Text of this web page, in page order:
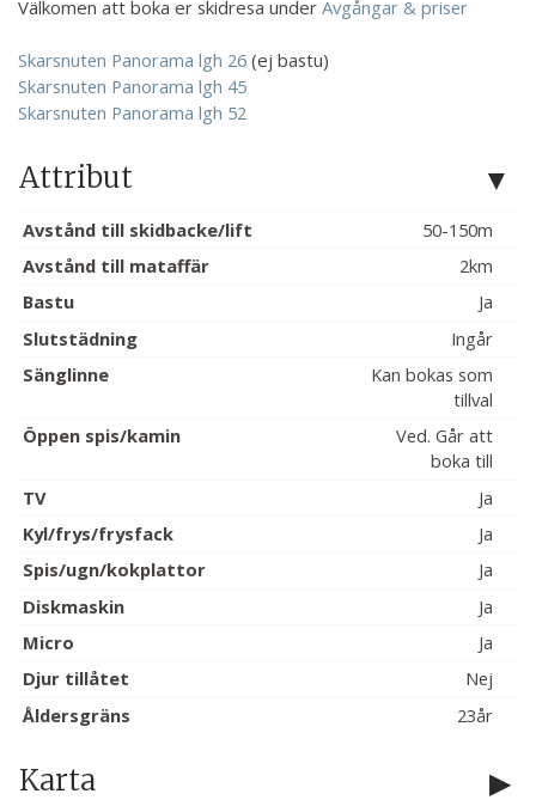
Välkomen att boka er skidresa under Avgångar & priser
Skarsnuten Panorama lgh 26 (ej bastu)
Skarsnuten Panorama lgh 45
Skarsnuten Panorama lgh 52
Attribut
Avstånd till skidbacke/lift
50-150m
Avstånd till mataffär
2km
Bastu
Ja
Slutstädning
Ingår
Sänglinne
Kan bokas som
tillval
Öppen spis/kamin
Ved. Går att
boka till
TV
Ja
Kyl/frys/frysfack
Ja
Spis/ugn/kokplattor
Ja
Diskmaskin
Ja
Micro
Ja
Djur tillåtet
Nej
Åldersgräns
23år
Karta